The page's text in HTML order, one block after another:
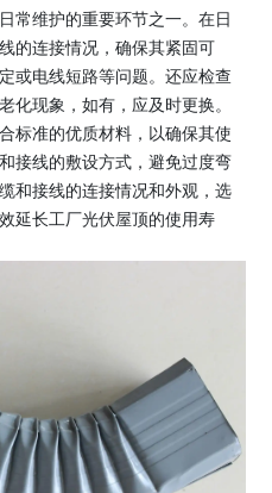
常维护的重要环节之一。在日
的连接情况，确保其紧固可
或电线短路等问题。还应检查
化现象，如有，应及时更换。
标准的优质材料，以确保其使
接线的敷设方式，避免过度弯
和接线的连接情况和外观，选
延长工厂光伏屋顶的使用寿